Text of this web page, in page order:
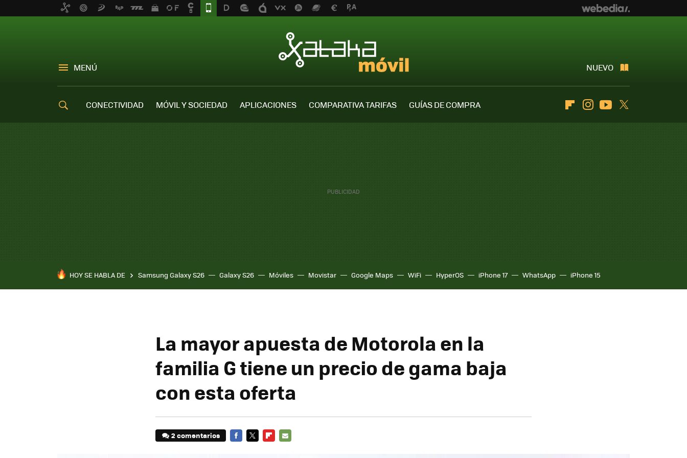
MENÚ NUEVO
CONECTIVIDAD MÓVIL Y SOCIEDAD APLICACIONES COMPARATIVA TARIFAS
GUÍAS DE COMPRA
FlipboardInstagramYoutube
HOY SE HABLA DE Samsung Galaxy S26 Galaxy S26 Móviles Movistar Google Maps WiFi HyperOS iPhone 17 WhatsApp iPhone 15
La mayor apuesta de Motorola en la
familia G tiene un precio de gama baja
con esta oferta
2 comentarios